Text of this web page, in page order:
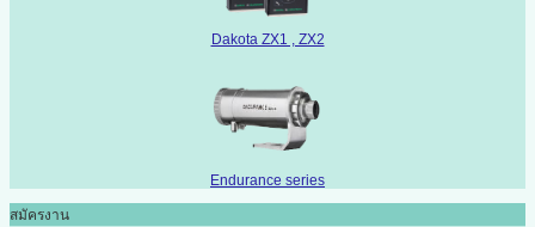
Dakota ZX1 , ZX2
Endurance series
สมัครงาน